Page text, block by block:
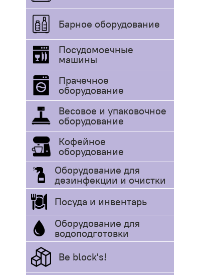
Барное оборудование
Посудомоечные
машины
Прачечное
оборудование
Весовое и упаковочное
оборудование
Кофейное
оборудование
Оборудование для
дезинфекции и очистки
Посуда и инвентарь
Оборудование для
водоподготовки
Be block's!